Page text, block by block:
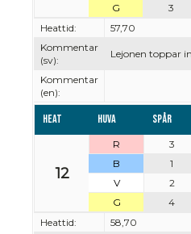
G
3
Heattid:
57,70
Kommentar
(sv):
Lejonen toppar
Kommentar
(en):
Heat Huva Spår
12
R 3
B
1
V
2
G
4
Heattid:
58,70